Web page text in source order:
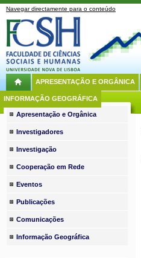
Navegar directamente para o conteúdo
APRESENTAÇÃO E ORGÂNICA
INFORMAÇÃO GEOGRÁFICA
Apresentação e Orgânica
Investigadores
Investigação
Cooperação em Rede
Eventos
Publicações
Comunicações
Informação Geográfica